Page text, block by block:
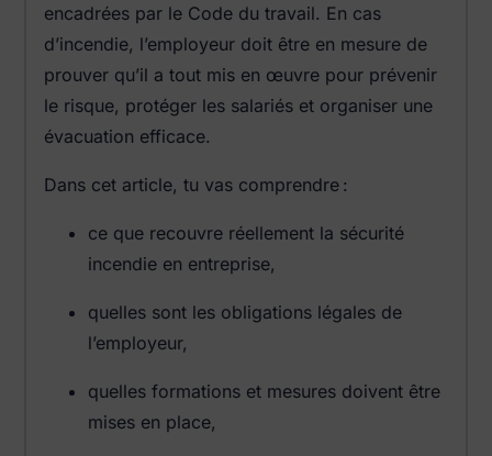
encadrées par le Code du travail. En cas
d’incendie, l’employeur doit être en mesure de
prouver qu’il a tout mis en œuvre pour prévenir
le risque, protéger les salariés et organiser une
évacuation efficace.
Dans cet article, tu vas comprendre :
ce que recouvre réellement la sécurité
incendie en entreprise,
quelles sont les obligations légales de
l’employeur,
quelles formations et mesures doivent être
mises en place,